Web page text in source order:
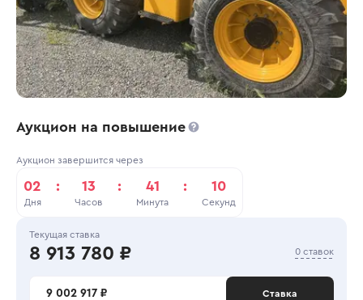
Аукцион на повышение
Аукцион завершится через
02
Дня
: 13
Часов
: 41
Минута
: 10
Секунд
Текущая ставка
8 913 780 ₽ 0 ставок
9 002 917 ₽ Ставка